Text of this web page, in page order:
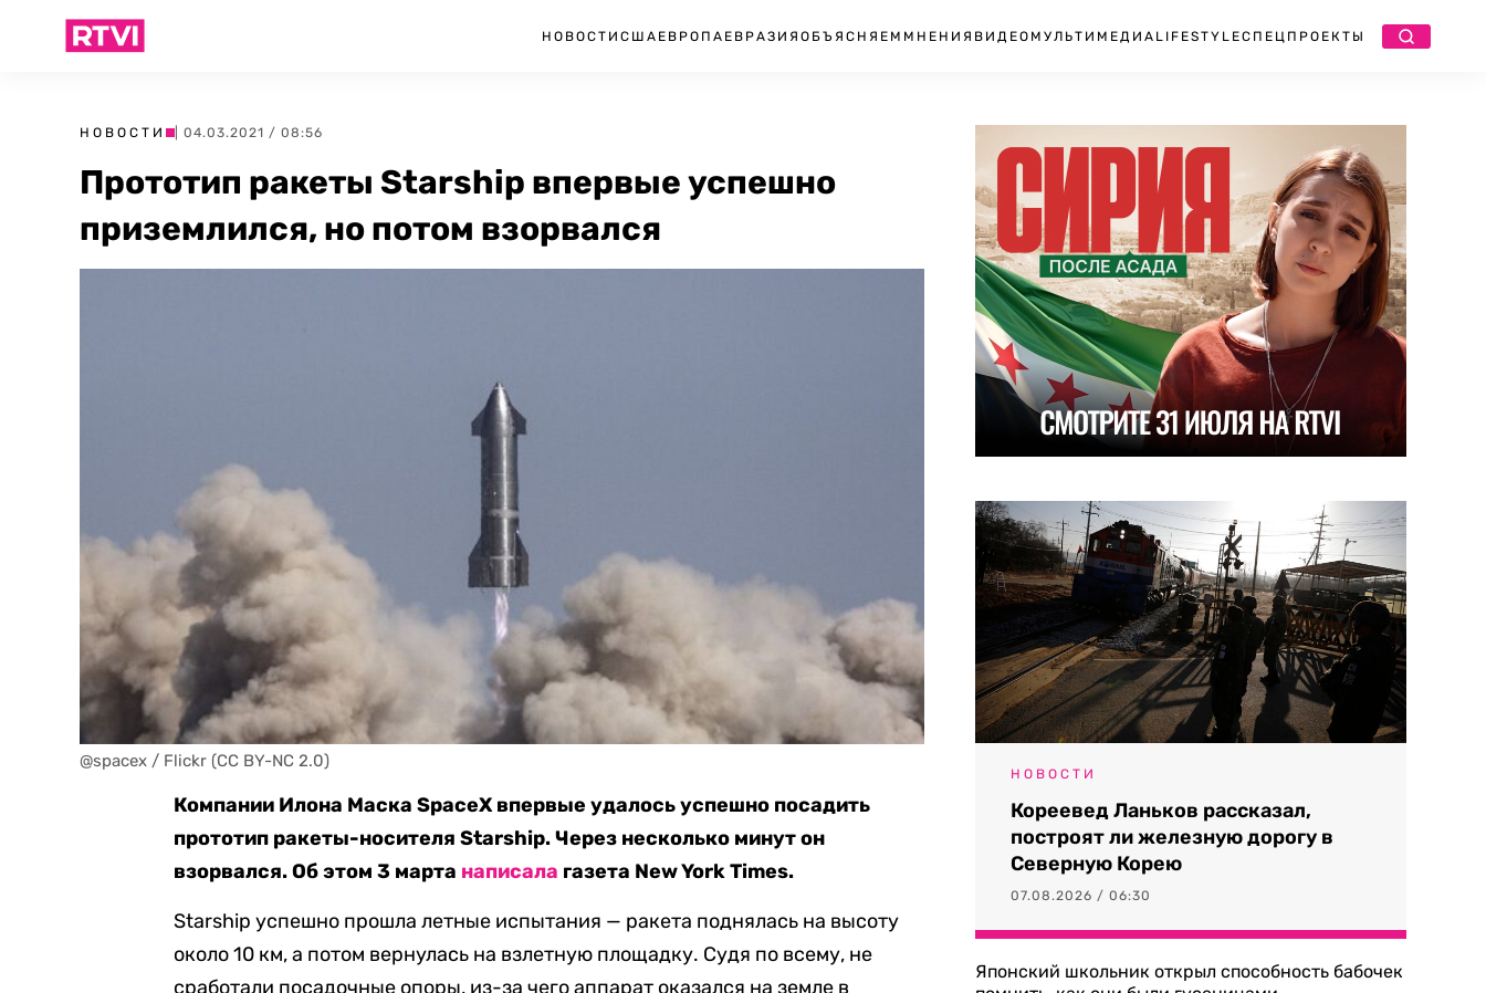
НОВОСТИ США ЕВРОПА ЕВРАЗИЯ ОБЪЯСНЯЕМ МНЕНИЯ ВИДЕО МУЛЬТИМЕДИА LIFESTYLEСПЕЦПРОЕКТЫ
НОВОСТИ | 04.03.2021 / 08:56
Прототип ракеты Starship впервые успешно
приземлился, но потом взорвался
@spacex / Flickr (CC BY-NC 2.0)
Компании Илона Маска SpaceX впервые удалось успешно посадить
прототип ракеты-носителя Starship. Через несколько минут он
взорвался. Об этом 3 марта написала газета New York Times.
Starship успешно прошла летные испытания — ракета поднялась на высоту
около 10 км, а потом вернулась на взлетную площадку. Судя по всему, не
сработали посадочные опоры, из-за чего аппарат оказался на земле в
НОВОСТИ
Кореевед Ланьков рассказал,
построят ли железную дорогу в
Северную Корею
07.08.2026 / 06:30
Японский школьник открыл способность бабочек